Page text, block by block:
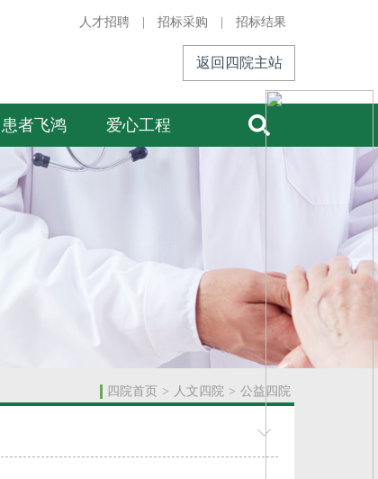
人才招聘 招标采购 招标结果
返回四院主站
患者飞鸿 爱心工程
四院首页 > 人文四院 > 公益四院